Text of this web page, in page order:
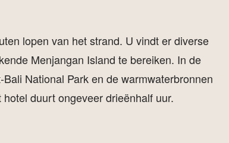
lopen van het strand. U vindt er diverse
Menjangan Island te bereiken. In de
National Park en de warmwaterbronnen
duurt ongeveer drieënhalf uur.